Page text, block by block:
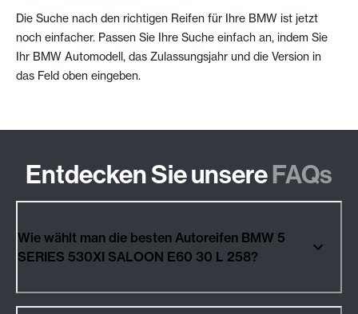
Die Suche nach den richtigen Reifen für Ihre BMW ist jetzt
noch einfacher. Passen Sie Ihre Suche einfach an, indem Sie
Ihr BMW Automodell, das Zulassungsjahr und die Version in
das Feld oben eingeben.
Entdecken Sie unsereFAQs
Wie wählt man die besten Autoreifen BMW 5
SERIES 530XI SALOON E60 30 L 258?